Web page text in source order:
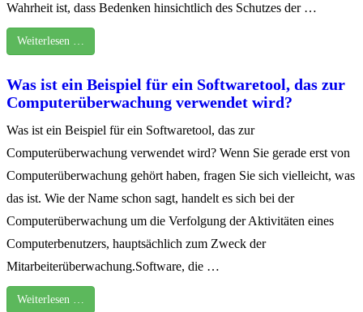
Wahrheit ist, dass Bedenken hinsichtlich des Schutzes der …
Weiterlesen …
Was ist ein Beispiel für ein Softwaretool, das zur
Computerüberwachung verwendet wird?
Was ist ein Beispiel für ein Softwaretool, das zur
Computerüberwachung verwendet wird? Wenn Sie gerade erst von
Computerüberwachung gehört haben, fragen Sie sich vielleicht, was
das ist. Wie der Name schon sagt, handelt es sich bei der
Computerüberwachung um die Verfolgung der Aktivitäten eines
Computerbenutzers, hauptsächlich zum Zweck der
Mitarbeiterüberwachung.Software, die …
Weiterlesen …